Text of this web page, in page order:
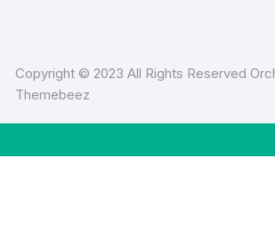
Copyright © 2023 All Rights Reserved
Themebeez